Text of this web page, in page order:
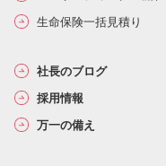
生命保険一括見積り
社長のブログ
採用情報
万一の備え